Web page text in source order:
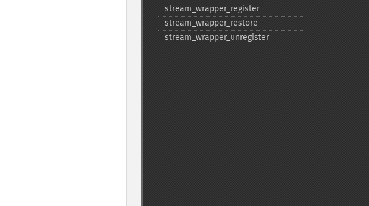
stream_​wrapper_​register
stream_​wrapper_​restore
stream_​wrapper_​unregister